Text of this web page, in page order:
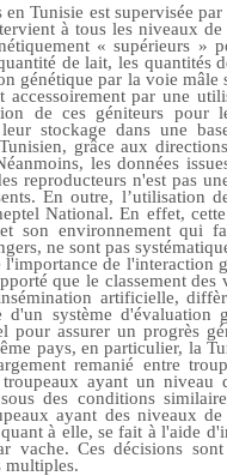
Tunisie est supervisée
à tous les niveaux
« supérieurs »
de lait, les quantités
génétique par la voie
accessoirement par une
de ces géniteurs pour
stockage dans une
grâce aux
les données
reproducteurs n'est pas
En outre, l’utilisation
National. En effet,
son environnement qui
ne sont pas
de l'interaction
que le classement des
artificielle,
système d'évaluation
pour assurer un progrès
pays, en particulier, la
remanié entre
ayant un
des conditions
ayant des niveaux
à elle, se fait à l'aide
Ces décisions
multiples.